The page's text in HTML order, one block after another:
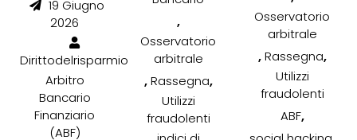
19 Giugno
2026
Dirittodelrisparmio
Arbitro
Bancario
Finanziario
(ABF)
,
Osservatorio
arbitrale
,Rassegna,
Utilizzi
fraudolenti
Osservatorio
arbitrale
,Rassegna,
Utilizzi
fraudolenti
ABF,